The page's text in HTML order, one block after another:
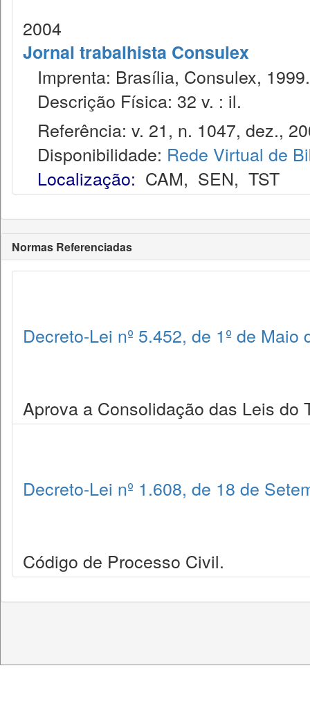
2004
Jornal trabalhista Consulex
Imprenta: Brasília, Consulex, 1999.
Descrição Física: 32 v. : il.
Referência: v. 21, n. 1047, dez.,
Disponibilidade: Rede Virtual de
Localização: CAM, SEN, TST
Normas Referenciadas
Decreto-Lei nº 5.452, de 1º de Maio
Aprova a Consolidação das Leis do
Decreto-Lei nº 1.608, de 18 de
Código de Processo Civil.